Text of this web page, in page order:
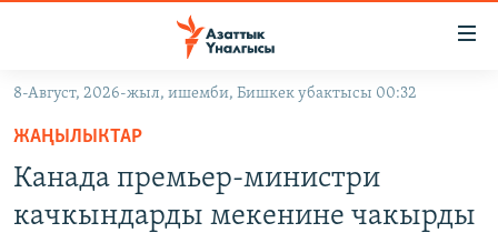
Навигацияга
өтүңүз
Издөөгө
салыңыз
ДҮЙНӨ
8-Август, 2026-жыл, ишемби, Бишкек убактысы 00:32
ЖАҢЫЛЫКТАР
Канада премьер-министри
качкындарды мекенине чакырды